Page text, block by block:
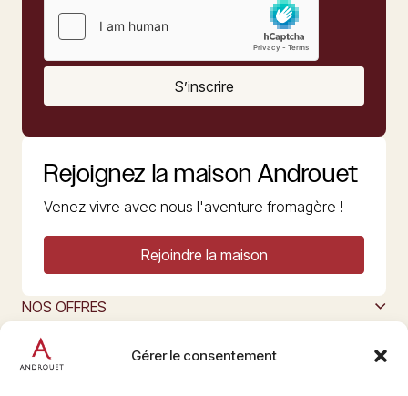
Gérer le consentement
S’inscrire
Rejoignez la maison Androuet
Venez vivre avec nous l'aventure fromagère !
Rejoindre la maison
NOS OFFRES
L’ART DU FROMAGE
Nous suivre